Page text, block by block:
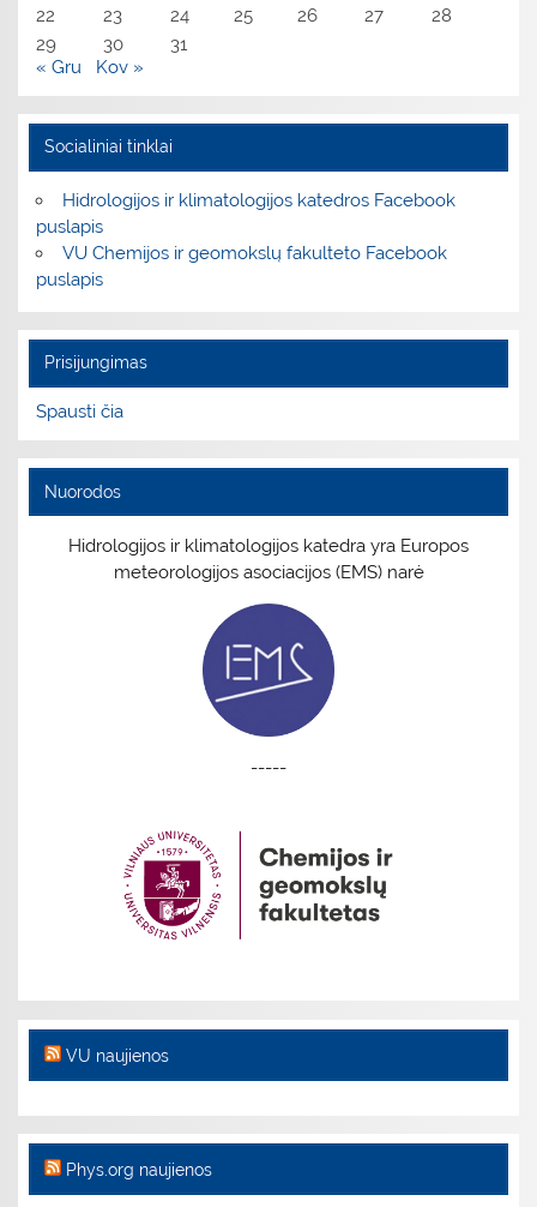
22
23 24 25 26 27
28
29
30
31
« Gru
Kov »
Socialiniai tinklai
Hidrologijos ir klimatologijos katedros Facebook
puslapis
VU Chemijos ir geomokslų fakulteto Facebook
puslapis
Prisijungimas
Spausti čia
Nuorodos
Hidrologijos ir klimatologijos katedra yra Europos
meteorologijos asociacijos (EMS) narė
-----
VU naujienos
Phys.org naujienos